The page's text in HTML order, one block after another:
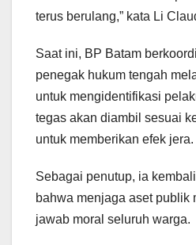
terus berulang,” kata Li
Saat ini, BP Batam
penegak hukum tengah
untuk mengidentifikasi
tegas akan diambil sesuai
untuk memberikan efek jera.
Sebagai penutup, ia
bahwa menjaga aset publik
jawab moral seluruh warga.